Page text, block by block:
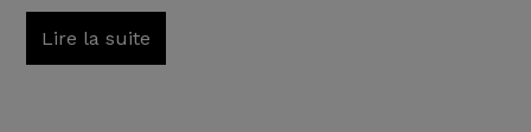
Lire la suite